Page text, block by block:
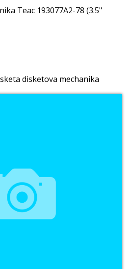
Teac 193077A2-78 (3.5"
disketova mechanika